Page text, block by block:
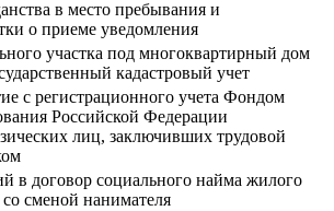
в место пребывания и
о приеме уведомления
участка под многоквартирный дом
кадастровый учет
с регистрационного учета Фондом
Российской Федерации
лиц, заключивших трудовой
в договор социального найма жилого
сменой нанимателя